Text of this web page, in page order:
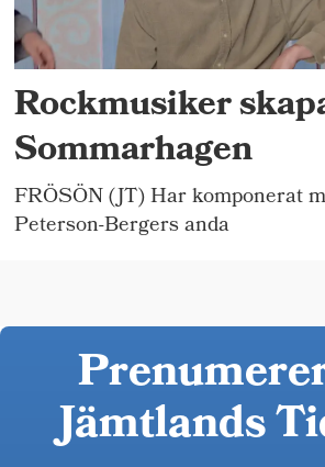
Rockmusiker
Sommarhagen
FRÖSÖN (JT) Har komponerat
Peterson-Bergers anda
Jämtlands